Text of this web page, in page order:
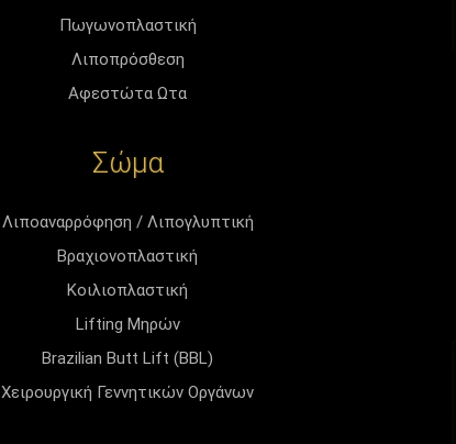
Πωγωνοπλαστική
Λιποπρόσθεση
Αφεστώτα Ωτα
Σώμα
Λιποαναρρόφηση / Λιπογλυπτική
Βραχιονοπλαστική
Κοιλιοπλαστική
Lifting Μηρών
Brazilian Butt Lift (BBL)
Χειρουργική Γεννητικών Οργάνων